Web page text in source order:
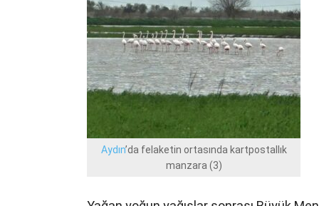
Aydın’da felaketin ortasında kartpostallık
manzara (3)